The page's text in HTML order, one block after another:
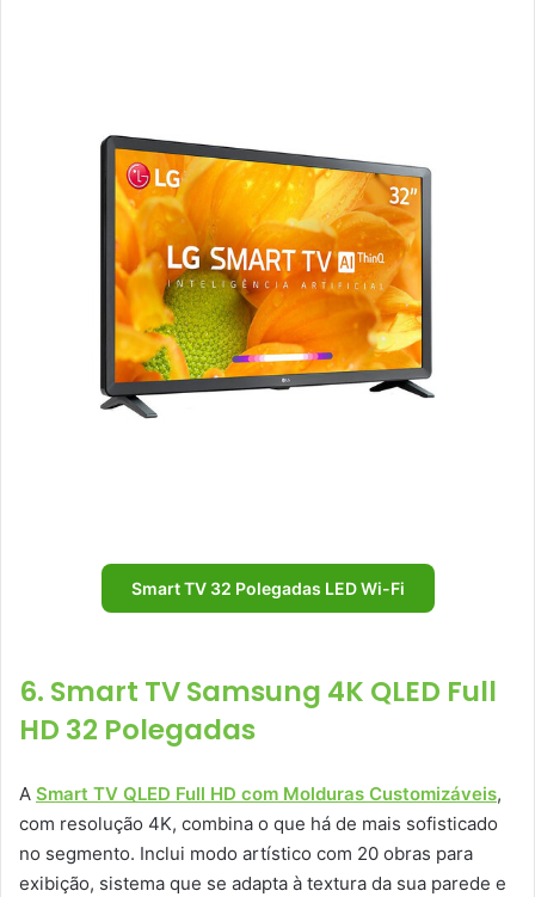
Smart TV 32 Polegadas LED Wi-Fi
6. Smart TV Samsung 4K QLED Full
HD 32 Polegadas
A Smart TV QLED Full HD com Molduras Customizáveis,
com resolução 4K, combina o que há de mais sofisticado
no segmento. Inclui modo artístico com 20 obras para
exibição, sistema que se adapta à textura da sua parede e